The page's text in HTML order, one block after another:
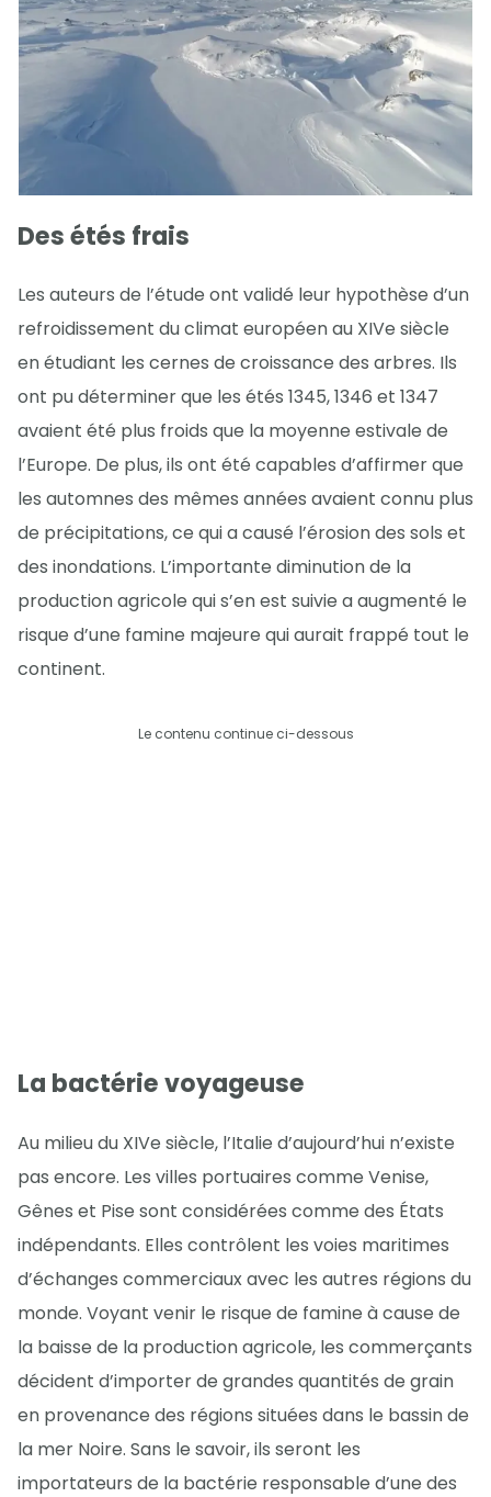
Des étés frais
Les auteurs de l’étude ont validé leur hypothèse d’un
refroidissement du climat européen au XIVe siècle
en étudiant les cernes de croissance des arbres. Ils
ont pu déterminer que les étés 1345, 1346 et 1347
avaient été plus froids que la moyenne estivale de
l’Europe. De plus, ils ont été capables d’affirmer que
les automnes des mêmes années avaient connu plus
de précipitations, ce qui a causé l’érosion des sols et
des inondations. L’importante diminution de la
production agricole qui s’en est suivie a augmenté le
risque d’une famine majeure qui aurait frappé tout le
continent.
Le contenu continue ci-dessous
La bactérie voyageuse
Au milieu du XIVe siècle, l’Italie d’aujourd’hui n’existe
pas encore. Les villes portuaires comme Venise,
Gênes et Pise sont considérées comme des États
indépendants. Elles contrôlent les voies maritimes
d’échanges commerciaux avec les autres régions du
monde. Voyant venir le risque de famine à cause de
la baisse de la production agricole, les commerçants
décident d’importer de grandes quantités de grain
en provenance des régions situées dans le bassin de
la mer Noire. Sans le savoir, ils seront les
importateurs de la bactérie responsable d’une des